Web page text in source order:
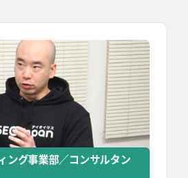
ング事業部／コンサルタン